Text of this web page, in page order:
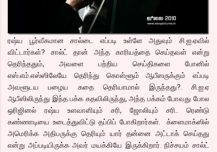
ரஷ்ய பூர்வீகமான சால்டை எப்படி உள்ளே அதுவும் சி.ஐ.ஏவில்
விட்டார்கள்? சால்ட் தான் அந்த காரியத்தை செய்தவள் என்று
தெரிந்ததும், அவளை பற்றிய செய்திகளை போனில்
எஸ்.எம்.எஸ்ஸிலேயே தெரிந்து கொள்ளூம் ஆபீஸருக்கும் எப்படி
அவளூடய பழைய கதை தெரியாமால் இருந்தது?. சி.ஐ.ஏ
ஆபீஸிலிருந்து இந்த பக்க கதவிலிருந்து, அந்த பக்கம் போவது போல
ஒரிஜினல் ரஷ்ய உளவாளியும் சரி, ஜோலியும் சரி.. ரெண்டு
கண்ணாடியை உடைத்துவிட்டு தப்பிப் போகிறார்கள். க்ளைமாக்ஸில்
அமெரிக்க அதிபருக்கு தெரியும் யார் தன்னை அட்டாக் செய்தது
என்று அப்படியிருக்க அவர் மயக்கியே இருக்கிறார். நிச்சயம் சால்ட்